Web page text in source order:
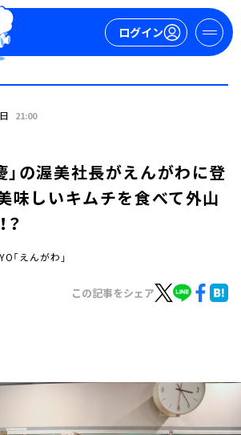
ログイン
ッズ
21:00
」の渥美社長がえんがわに登
味しいキムチを食べて外山
「えんがわ」
この記事をシェア